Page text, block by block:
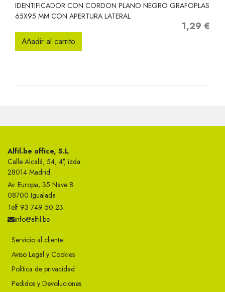
IDENTIFICADOR CON CORDON PLANO NEGRO GRAFOPLAS
65X95 MM CON APERTURA LATERAL
Precio
1,29 €
Añadir al carrito
Alfil.be office, S.L
Calle Alcalá, 54, 4°, izda.
28014 Madrid
Av. Europa, 35 Nave 8
08700 Igualada
Telf 93 749 50 23
info@alfil.be
Servicio al cliente
Aviso Legal y Cookies
Política de privacidad
Pedidos y Devoluciones